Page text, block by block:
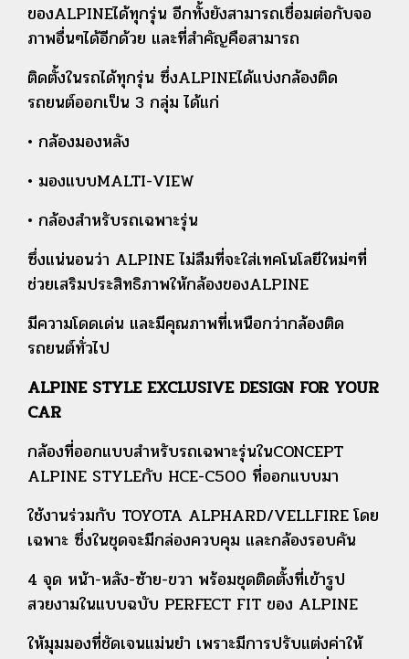
ของALPINEได้ทุกรุ่น อีกทั้งยังสามารถเชื่อมต่อกับจอ
ภาพอื่นๆได้อีกด้วย และที่สำคัญคือสามารถ
ติดตั้งในรถได้ทุกรุ่น ซึ่งALPINEได้แบ่งกล้องติด
รถยนต์ออกเป็น 3 กลุ่ม ได้แก่
• กล้องมองหลัง
• มองแบบMALTI-VIEW
• กล้องสำหรับรถเฉพาะรุ่น
ซึ่งแน่นอนว่า ALPINE ไม่ลืมที่จะใส่เทคโนโลยีใหม่ๆที่
ช่วยเสริมประสิทธิภาพให้กล้องของALPINE
มีความโดดเด่น และมีคุณภาพที่เหนือกว่ากล้องติด
รถยนต์ทั่วไป
ALPINE STYLE EXCLUSIVE DESIGN FOR YOUR
CAR
กล้องที่ออกแบบสำหรับรถเฉพาะรุ่นในCONCEPT
ALPINE STYLEกับ HCE-C500 ที่ออกแบบมา
ใช้งานร่วมกับ TOYOTA ALPHARD/VELLFIRE โดย
เฉพาะ ซึ่งในชุดจะมีกล่องควบคุม และกล้องรอบคัน
4 จุด หน้า-หลัง-ซ้าย-ขวา พร้อมชุดติดตั้งที่เข้ารูป
สวยงามในแบบฉบับ PERFECT FIT ของ ALPINE
ให้มุมมองที่ชัดเจนแม่นยำ เพราะมีการปรับแต่งค่าให้